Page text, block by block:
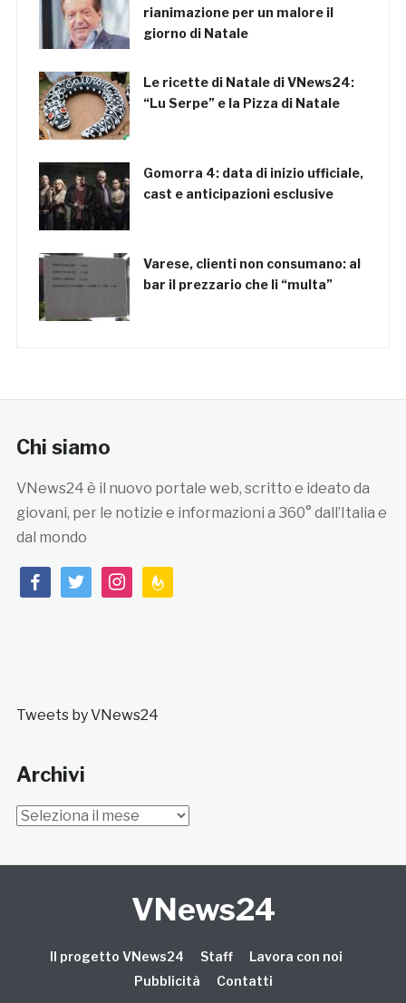
rianimazione per un malore il
giorno di Natale
Le ricette di Natale di VNews24:
“Lu Serpe” e la Pizza di Natale
Gomorra 4: data di inizio ufficiale,
cast e anticipazioni esclusive
Varese, clienti non consumano: al
bar il prezzario che li “multa”
Chi siamo
VNews24 è il nuovo portale web, scritto e ideato da
giovani, per le notizie e informazioni a 360° dall’Italia e
dal mondo
facebooktwitterinstagramfeedburner
Tweets by VNews24
Archivi
Archivi
VNews24
Il progetto VNews24 Staff
Lavora con noi
Pubblicità
Contatti